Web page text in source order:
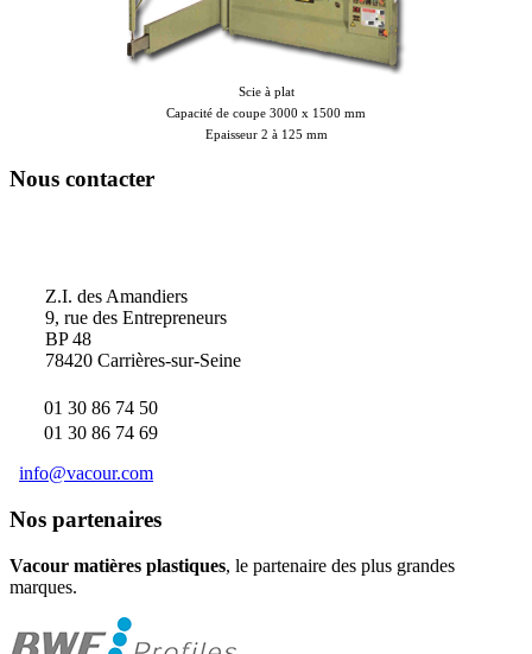
Scie à plat
Capacité de coupe 3000 x 1500 mm
Epaisseur 2 à 125 mm
Nous contacter
Z.I. des Amandiers
9, rue des Entrepreneurs
BP 48
78420 Carrières-sur-Seine
01 30 86 74 50
01 30 86 74 69
info@vacour.com
Nos partenaires
Vacour matières plastiques, le partenaire des plus grandes
marques.